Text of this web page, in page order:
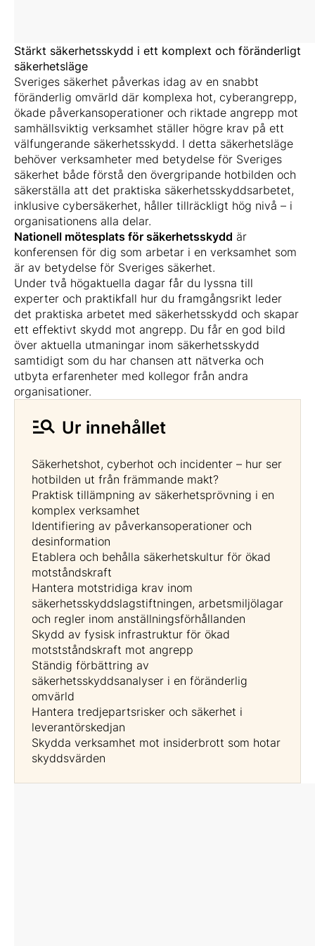
Stärkt säkerhetsskydd i ett komplext och föränderligt
säkerhetsläge
Sveriges säkerhet påverkas idag av en snabbt
föränderlig omvärld där komplexa hot, cyberangrepp,
ökade påverkansoperationer och riktade angrepp mot
samhällsviktig verksamhet ställer högre krav på ett
välfungerande säkerhetsskydd. I detta säkerhetsläge
behöver verksamheter med betydelse för Sveriges
säkerhet både förstå den övergripande hotbilden och
säkerställa att det praktiska säkerhetsskyddsarbetet,
inklusive cybersäkerhet, håller tillräckligt hög nivå – i
organisationens alla delar.
Nationell mötesplats för säkerhetsskydd är
konferensen för dig som arbetar i en verksamhet som
är av betydelse för Sveriges säkerhet.
Under två högaktuella dagar får du lyssna till
experter och praktikfall hur du framgångsrikt leder
det praktiska arbetet med säkerhetsskydd och skapar
ett effektivt skydd mot angrepp. Du får en god bild
över aktuella utmaningar inom säkerhetsskydd
samtidigt som du har chansen att nätverka och
utbyta erfarenheter med kollegor från andra
organisationer.
Ur innehållet
Säkerhetshot, cyberhot och incidenter – hur ser
hotbilden ut från främmande makt?
Praktisk tillämpning av säkerhetsprövning i en
komplex verksamhet
Identifiering av påverkansoperationer och
desinformation
Etablera och behålla säkerhetskultur för ökad
motståndskraft
Hantera motstridiga krav inom
säkerhetsskyddslagstiftningen, arbetsmiljölagar
och regler inom anställningsförhållanden
Skydd av fysisk infrastruktur för ökad
motstståndskraft mot angrepp
Ständig förbättring av
säkerhetsskyddsanalyser i en föränderlig
omvärld
Hantera tredjepartsrisker och säkerhet i
leverantörskedjan
Skydda verksamhet mot insiderbrott som hotar
skyddsvärden